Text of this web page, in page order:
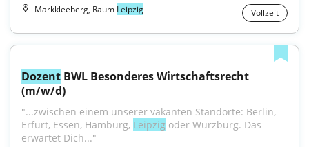
Markkleeberg, Raum Leipzig Vollzeit
Dozent BWL Besonderes Wirtschaftsrecht
(m/w/d)
"...zwischen einem unserer vakanten Standorte: Berlin,
Erfurt, Essen, Hamburg, Leipzig oder Würzburg. Das
erwartet Dich..."